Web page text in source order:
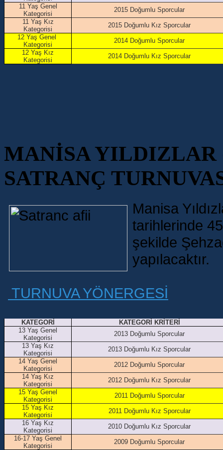
11 Yaş Genel
Kategorisi
2015 Doğumlu Sporcular
11 Yaş Kız
Kategorisi
2015 Doğumlu Kız Sporcular
12 Yaş Genel
Kategorisi
2014 Doğumlu Sporcular
12 Yaş Kız
Kategorisi
2014 Doğumlu Kız Sporcular
MANİSA
SATRANÇ
Manisa
tarihlerinde
şekilde
yapılacaktır.
TURNUVA YÖNERGESİ
KATEGORİ
KATEGORİ KRİTERİ
13 Yaş Genel
Kategorisi
2013 Doğumlu Sporcular
13 Yaş Kız
Kategorisi
2013 Doğumlu Kız Sporcular
14 Yaş Genel
Kategorisi
2012 Doğumlu Sporcular
14 Yaş Kız
Kategorisi
2012 Doğumlu Kız Sporcular
15 Yaş Genel
Kategorisi
2011 Doğumlu Sporcular
15 Yaş Kız
Kategorisi
2011 Doğumlu Kız Sporcular
16 Yaş Kız
Kategorisi
2010 Doğumlu Kız Sporcular
16-17 Yaş Genel
Kategorisi
2009 Doğumlu Sporcular